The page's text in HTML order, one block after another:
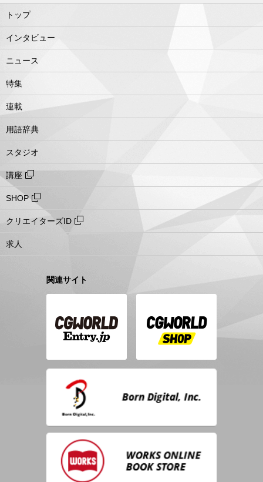
トップ
インタビュー
ニュース
特集
連載
用語辞典
スタジオ
講座
SHOP
クリエイターズID
求人
関連サイト